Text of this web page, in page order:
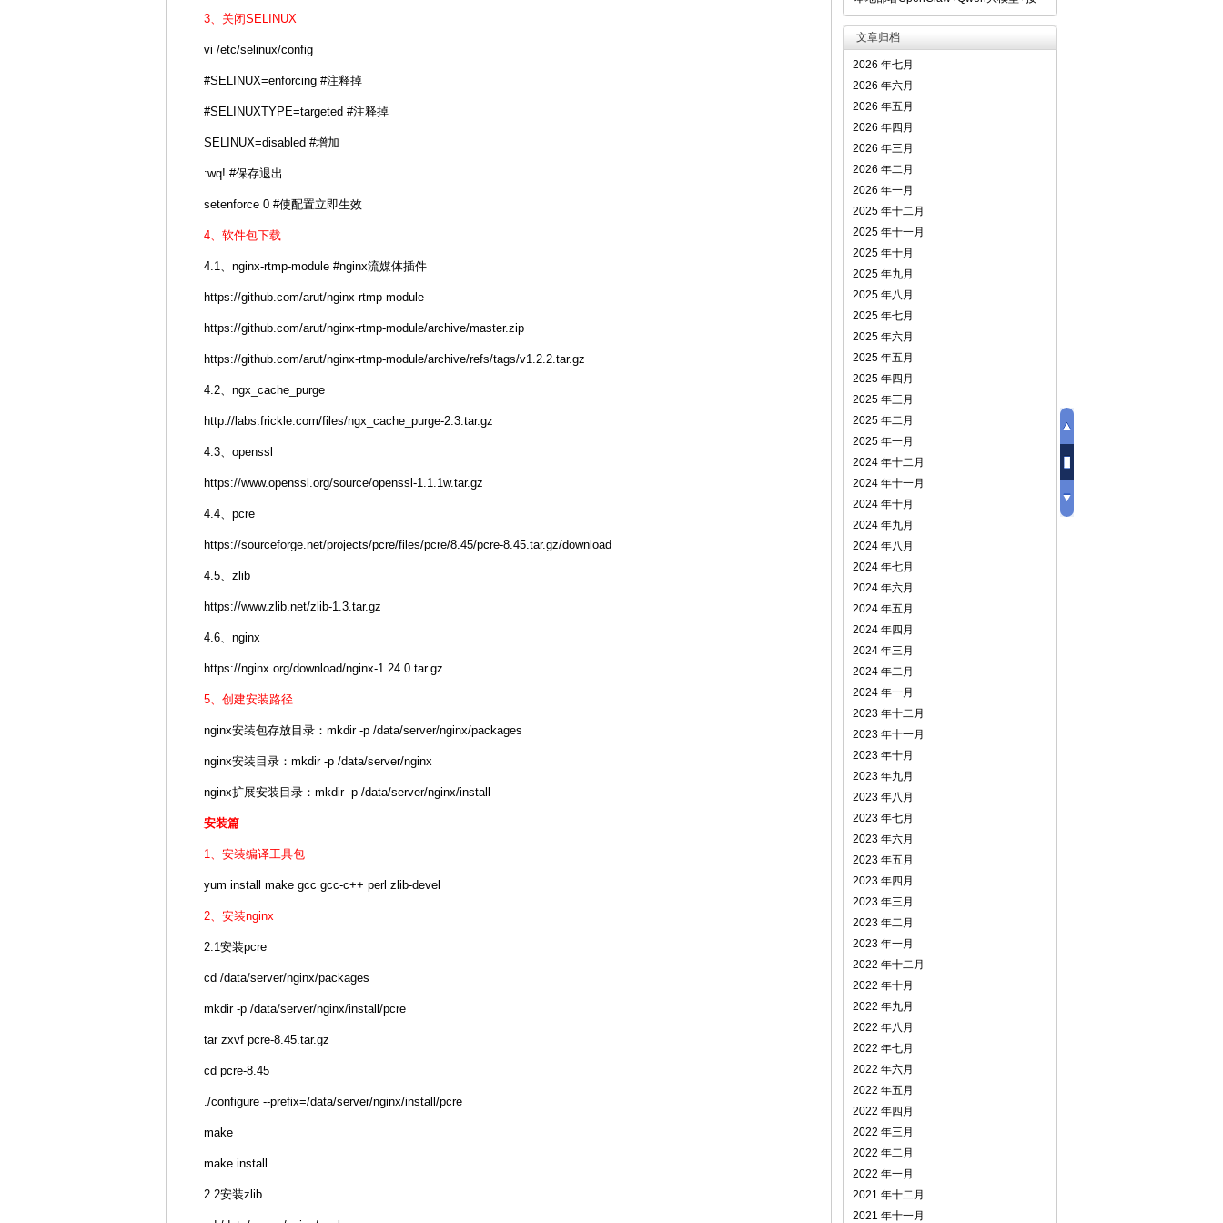
3、关闭SELINUX
vi /etc/selinux/config
#SELINUX=enforcing #注释掉
#SELINUXTYPE=targeted #注释掉
SELINUX=disabled #增加
:wq! #保存退出
setenforce 0 #使配置立即生效
4、软件包下载
4.1、nginx-rtmp-module #nginx流媒体插件
https://github.com/arut/nginx-rtmp-module
https://github.com/arut/nginx-rtmp-module/archive/master.zip
https://github.com/arut/nginx-rtmp-module/archive/refs/tags/v1.2.2.tar.gz
4.2、ngx_cache_purge
http://labs.frickle.com/files/ngx_cache_purge-2.3.tar.gz
4.3、openssl
https://www.openssl.org/source/openssl-1.1.1w.tar.gz
4.4、pcre
https://sourceforge.net/projects/pcre/files/pcre/8.45/pcre-8.45.tar.gz/download
4.5、zlib
https://www.zlib.net/zlib-1.3.tar.gz
4.6、nginx
https://nginx.org/download/nginx-1.24.0.tar.gz
5、创建安装路径
nginx安装包存放目录：mkdir -p /data/server/nginx/packages
nginx安装目录：mkdir -p /data/server/nginx
nginx扩展安装目录：mkdir -p /data/server/nginx/install
安装篇
1、安装编译工具包
yum install make gcc gcc-c++ perl zlib-devel
2、安装nginx
2.1安装pcre
cd /data/server/nginx/packages
mkdir -p /data/server/nginx/install/pcre
tar zxvf pcre-8.45.tar.gz
cd pcre-8.45
./configure --prefix=/data/server/nginx/install/pcre
make
make install
2.2安装zlib
文章归档
2026 年七月
2026 年六月
2026 年五月
2026 年四月
2026 年三月
2026 年二月
2026 年一月
2025 年十二月
2025 年十一月
2025 年十月
2025 年九月
2025 年八月
2025 年七月
2025 年六月
2025 年五月
2025 年四月
2025 年三月
2025 年二月
2025 年一月
2024 年十二月
2024 年十一月
2024 年十月
2024 年九月
2024 年八月
2024 年七月
2024 年六月
2024 年五月
2024 年四月
2024 年三月
2024 年二月
2024 年一月
2023 年十二月
2023 年十一月
2023 年十月
2023 年九月
2023 年八月
2023 年七月
2023 年六月
2023 年五月
2023 年四月
2023 年三月
2023 年二月
2023 年一月
2022 年十二月
2022 年十月
2022 年九月
2022 年八月
2022 年七月
2022 年六月
2022 年五月
2022 年四月
2022 年三月
2022 年二月
2022 年一月
2021 年十二月
2021 年十一月